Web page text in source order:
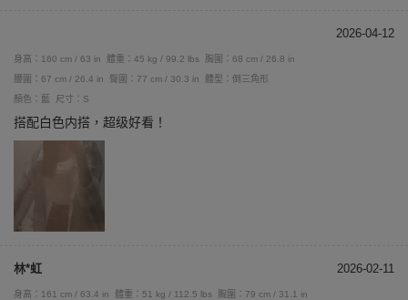
2026-04-12
身高：160 cm / 63 in 體重：45 kg / 99.2 lbs
胸圍：68 cm / 26.8 in
腰圍：67 cm / 26.4 in
臀圍：77 cm / 30.3 in
體型：倒三角形
顏色：藍
尺寸：S
搭配白色内搭，超级好看！
林*虹 2026-02-11
身高：161 cm / 63.4 in 體重：51 kg / 112.5 lbs
胸圍：79 cm / 31.1 in